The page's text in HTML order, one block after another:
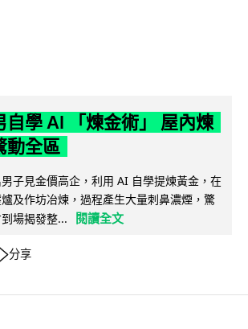
自學 AI 「煉金術」 屋內煉
動全區
子見金價高企，利用 AI 自學提煉黃金，在
及作坊冶煉，過程產生大量刺鼻濃煙，驚
場揭發整...
閱讀全文
分享